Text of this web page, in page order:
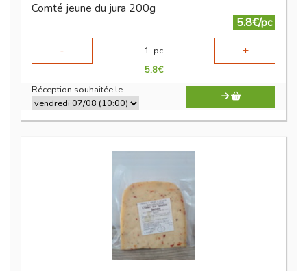
Comté jeune du jura 200g
5.8€/pc
-
1 pc +
5.8€
Réception souhaitée le